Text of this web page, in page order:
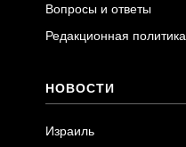
Вопросы и ответы
Редакционная политика
НОВОСТИ
Израиль